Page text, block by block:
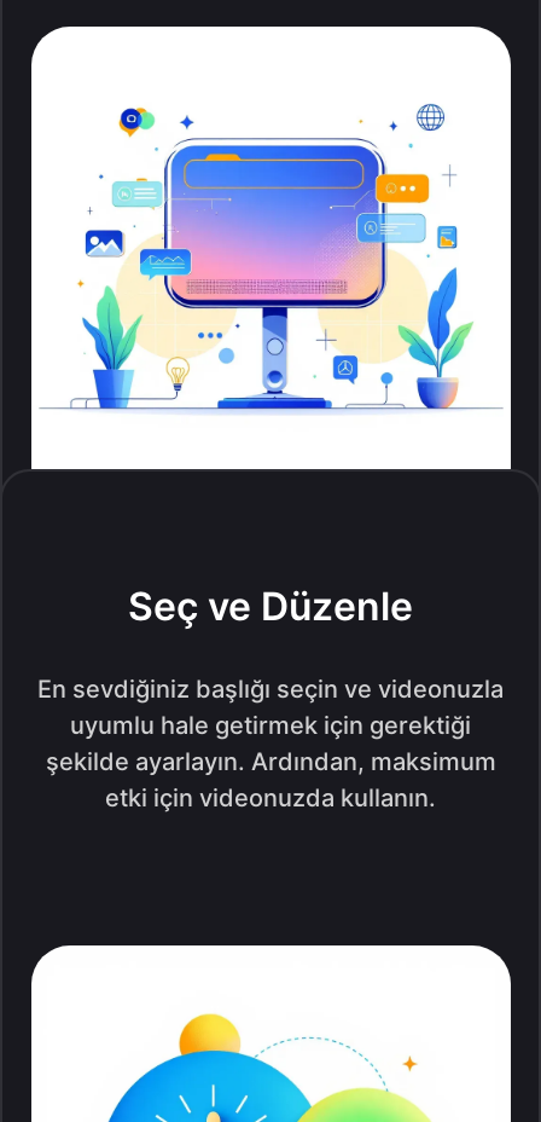
Seç ve Düzenle
En sevdiğiniz başlığı seçin ve videonuzla
uyumlu hale getirmek için gerektiği
şekilde ayarlayın. Ardından, maksimum
etki için videonuzda kullanın.